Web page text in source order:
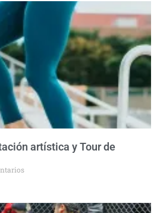
artística y Tour de